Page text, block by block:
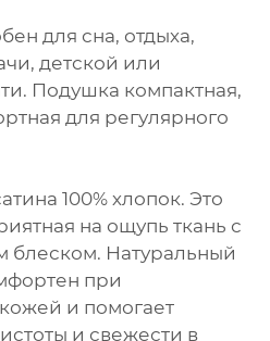
для сна, отдыха,
детской или
Подушка компактная,
для регулярного
100% хлопок. Это
на ощупь ткань с
блеском. Натуральный
при
и помогает
и свежести в